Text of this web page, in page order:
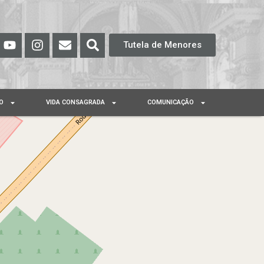
Tutela de Menores
VIDA CONSAGRADA COMUNICAÇÃO